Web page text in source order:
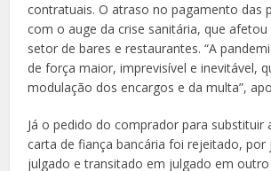
contratuais. O atraso no pagamento das
com o auge da crise sanitária, que
setor de bares e restaurantes. “A
de força maior, imprevisível e inevitável,
modulação dos encargos e da multa”,
Já o pedido do comprador para substituir
carta de fiança bancária foi rejeitado, por
julgado e transitado em julgado em